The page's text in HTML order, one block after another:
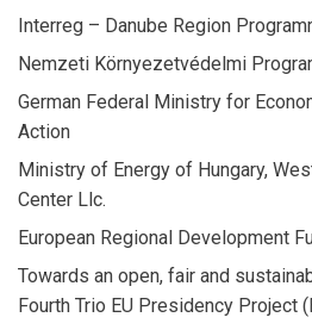
Interreg – Danube Region
Nemzeti Környezetvédelmi
German Federal Ministry for
Action
Ministry of Energy of Hungary,
Center Llc.
European Regional Development
Towards an open, fair and
Fourth Trio EU Presidency Project